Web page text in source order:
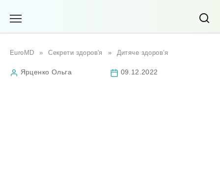
EuroMD » Секрети здоров'я » Дитяче здоров'я
Ярценко Ольга 09.12.2022